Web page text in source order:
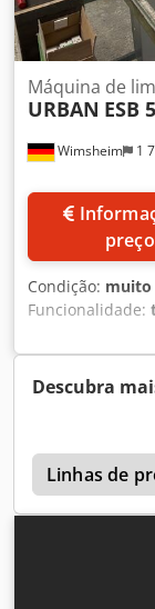
Wimsheim 1
Máquina de
URBAN ESB
Condição: muito
Funcionalidade:
e tesoura
ferragens
Descubra
Linhas de